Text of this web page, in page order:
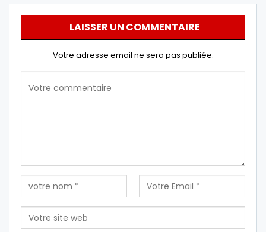
LAISSER UN COMMENTAIRE
Votre adresse email ne sera pas publiée.